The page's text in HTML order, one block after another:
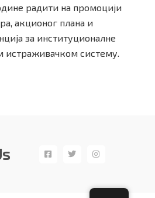
радити на промоцији
акционог плана и
за институционалне
истраживачком систему.